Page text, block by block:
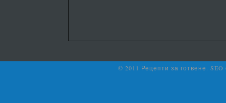
© 2011 Рецепти за готвене.